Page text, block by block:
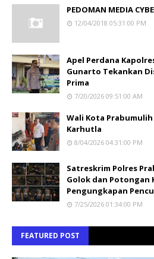
PEDOMAN MEDIA
12/04/2018 05:31:00 PM
Apel Perdana
Gunarto Tekankan
Prima
7/20/2026 09:51:00 AM
Wali Kota
Karhutla
8/04/2026 04:31:00 PM
Satreskrim Polres
Golok dan Potongan
Pengungkapan
7/25/2026 01:34:00 PM
FEATURED POST